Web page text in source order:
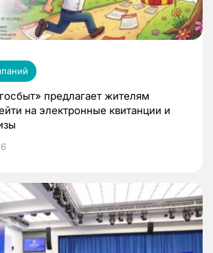
предлагает жителям
на электронные квитанции и